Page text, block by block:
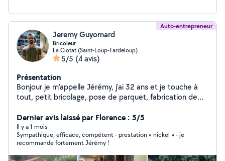
Auto-entrepreneur
Jeremy Guyomard
Bricoleur
La Ciotat (Saint-Loup-Fardeloup)
5/5 (4 avis)
Présentation
Bonjour je m'appelle Jérémy, j'ai 32 ans et je touche à
tout, petit bricolage, pose de parquet, fabrication de
pose de meubles, petites électricité et plomberie,
réparations multiples etc..
Dernier avis laissé par Florence : 5/5
Il y a 1 mois
Sympathique, efficace, compétent - prestation « nickel » - je
recommande fortement Jérémy !